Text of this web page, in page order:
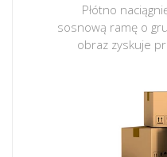
Płótno
sosnową ramę o
obraz zyskuje